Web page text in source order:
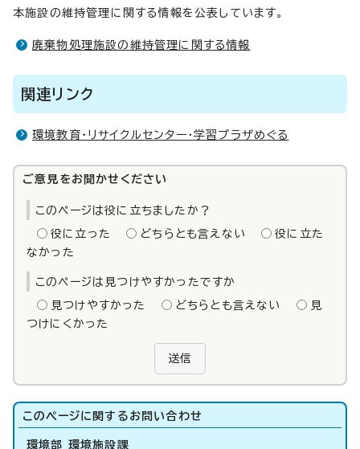
本施設の維持管理に関する情報を公表しています。
廃棄物処理施設の維持管理に関する情報
関連リンク
環境教育・リサイクルセンター・学習プラザめぐる
ご意見をお聞かせください
このページは役に立ちましたか？
役に立った どちらとも言えない
役に立た
なかった
このページは見つけやすかったですか
見つけやすかった どちらとも言えない
見
つけにくかった
送信
このページに関する お問い合わせ
環境部 環境施設課